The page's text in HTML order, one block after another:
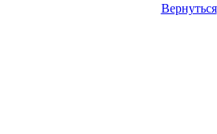
Вернуться